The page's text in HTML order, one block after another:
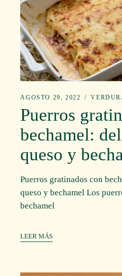
AGOSTO 29, 2022
Puerros
bechamel:
queso y
Puerros gratinados con
queso y bechamel Los
bechamel
LEER MÁS